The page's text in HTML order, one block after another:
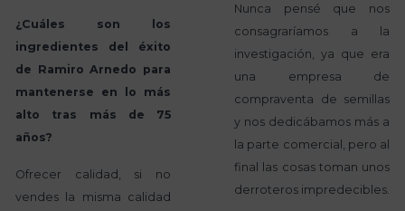
¿Cuáles son los
ingredientes del éxito
de Ramiro Arnedo para
mantenerse en lo más
alto tras más de 75
años?
Ofrecer calidad, si no
vendes la misma calidad
Nunca pensé que nos
consagraríamos a la
investigación, ya que era
una empresa de
compraventa de semillas
y nos dedicábamos más a
la parte comercial, pero al
final las cosas toman unos
derroteros impredecibles.